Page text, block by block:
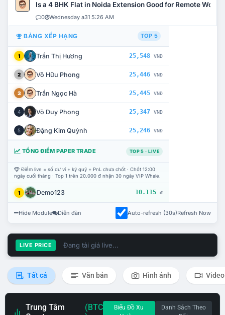
Is a 4 BHK Flat in Noida Extension Good for Remote Work?
0 Wednesday a31 5:26 AM
BẢNG XẾP HẠNG TOP 5
1 Trần Thị Hương 25,548 VNĐ
2 Võ Hữu Phong 25,446 VNĐ
3 Trần Ngọc Hà 25,445 VNĐ
4 Võ Duy Phong 25,347 VNĐ
5 Đặng Kim Quỳnh 25,246 VNĐ
TỔNG ĐIỂM PAPER TRADE TOP 5 · LIVE
Điểm live = số dư ví + ký quỹ + PnL chưa chốt · Chốt 12:00
ngày cuối tháng · Top 1 trên 20.000 đ nhận 30 ngày VIP Whale.
1 Demo123 10.115 đ
Hide Module Diễn đàn Auto-refresh (30s)Refresh Now
LIVE PRICE Đang tải giá live...
Tất cả Văn bản Hình ảnh Video
Trung Tâm
(BTC
Biểu Đồ Xu
Danh Sách Theo